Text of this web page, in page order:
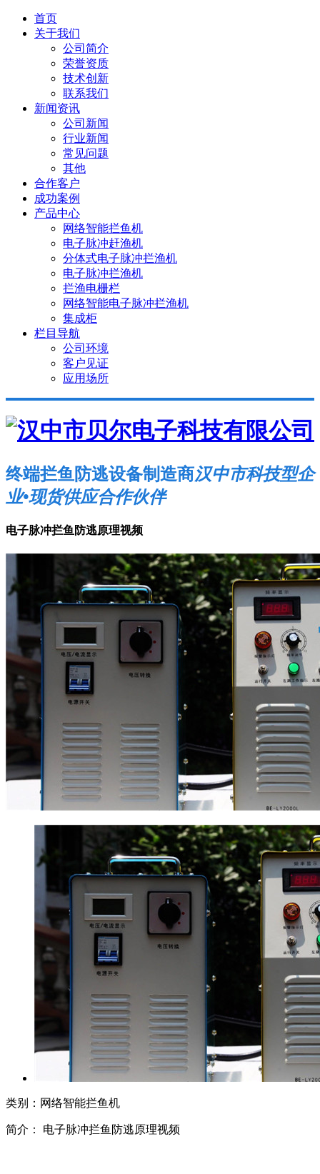
首页
关于我们
公司简介
荣誉资质
技术创新
联系我们
新闻资讯
公司新闻
行业新闻
常见问题
其他
合作客户
成功案例
产品中心
网络智能拦鱼机
电子脉冲赶渔机
分体式电子脉冲拦渔机
电子脉冲拦渔机
拦渔电栅栏
网络智能电子脉冲拦渔机
集成柜
栏目导航
公司环境
客户见证
应用场所
终端拦鱼防逃设备制造商汉中市科技型企
业•现货供应合作伙伴
电子脉冲拦鱼防逃原理视频
类别：网络智能拦鱼机
简介： 电子脉冲拦鱼防逃原理视频